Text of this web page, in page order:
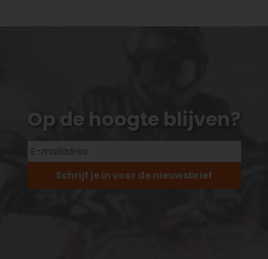
Op de hoogte blijven?
Schrijf je in voor de nieuwsbrief